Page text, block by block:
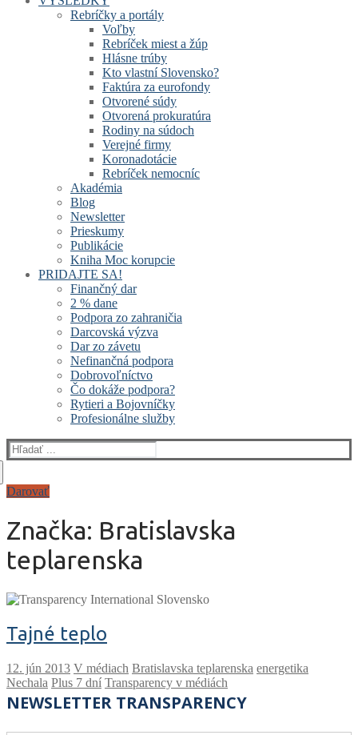
Rebríčky a portály
Voľby
Rebríček miest a žúp
Hlásne trúby
Kto vlastní Slovensko?
Faktúra za eurofondy
Otvorené súdy
Otvorená prokuratúra
Rodiny na súdoch
Verejné firmy
Koronadotácie
Rebríček nemocníc
Akadémia
Blog
Newsletter
Prieskumy
Publikácie
Kniha Moc korupcie
PRIDAJTE SA!
Finančný dar
2 % dane
Podpora zo zahraničia
Darcovská výzva
Dar zo závetu
Nefinančná podpora
Dobrovoľníctvo
Čo dokáže podpora?
Rytieri a Bojovníčky
Profesionálne služby
Hľadať:
Darovať
Značka: Bratislavska
teplarenska
Tajné teplo
V médiach Bratislavska teplarenska energetika
Nechala Plus 7 dní Transparency v médiách